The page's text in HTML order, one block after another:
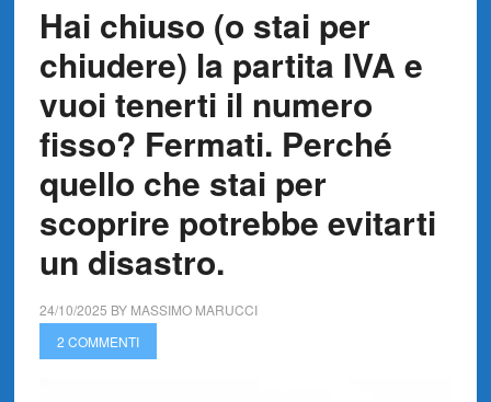
Hai chiuso (o stai per
chiudere) la partita IVA e
vuoi tenerti il numero
fisso? Fermati. Perché
quello che stai per
scoprire potrebbe evitarti
un disastro.
24/10/2025 BY MASSIMO MARUCCI
2 COMMENTI